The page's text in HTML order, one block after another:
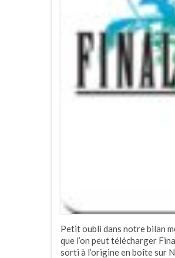
Petit oubli dans notre bilan
que l’on peut télécharger
sorti à l’origine en boîte sur